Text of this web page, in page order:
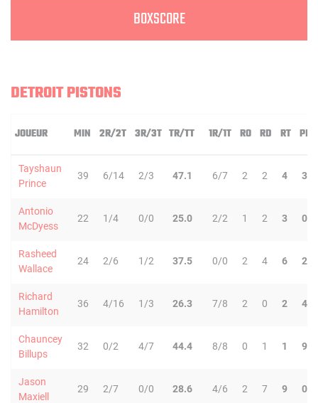
BOXSCORE
DETROIT PISTONS
JOUEUR MIN 2R/2T 3R/3T TR/TT 1R/1T RO RD RT PD
Tayshaun
Prince
39 6/14 2/3 47.1 6/7 2 2 4 3
Antonio
McDyess
22 1/4 0/0 25.0 2/2 1 2 3 0
Rasheed
Wallace
24 2/6 1/2 37.5 0/0 2 4 6 2
Richard
Hamilton
36 4/16 1/3 26.3 7/8 2 0 2 4
Chauncey
Billups
32 0/2 4/7 44.4 8/8 0 1 1 9
Jason
Maxiell
29 2/7 0/0 28.6 4/6 2 7 9 0